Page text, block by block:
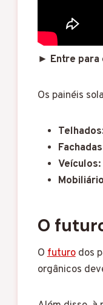
► Entre
Os painéis
Veículos:
O
Ofuturodos
orgânicos